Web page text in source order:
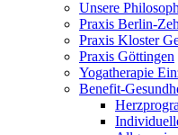
Unsere
Praxis Berlin-
Praxis Kloster
Praxis Göttingen
Yogatherapie
Benefit-